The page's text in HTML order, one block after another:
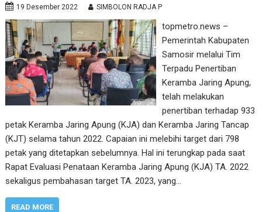
19 Desember 2022 SIMBOLON RADJA P
topmetro.news –
Pemerintah Kabupaten
Samosir melalui Tim
Terpadu Penertiban
Keramba Jaring Apung,
telah melakukan
penertiban terhadap 933
petak Keramba Jaring Apung (KJA) dan Keramba Jaring Tancap
(KJT) selama tahun 2022. Capaian ini melebihi target dari 798
petak yang ditetapkan sebelumnya. Hal ini terungkap pada saat
Rapat Evaluasi Penataan Keramba Jaring Apung (KJA) TA. 2022
sekaligus pembahasan target TA. 2023, yang…
READ MORE